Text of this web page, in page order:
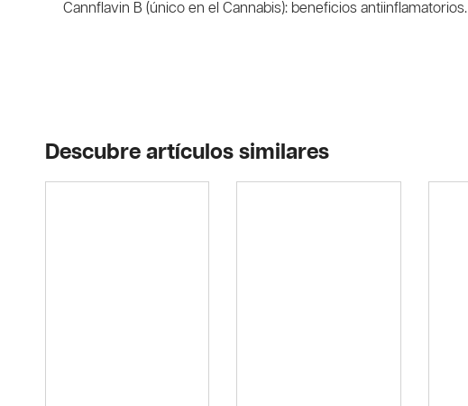
Cannflavin B (único en el Cannabis): beneficios antiinflamatorios.
Descubre artículos similares